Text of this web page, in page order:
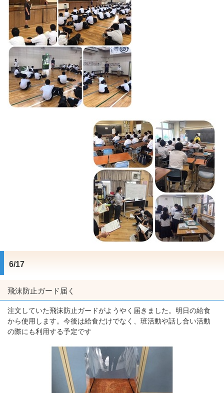
6/17
飛沫防止ガード届く
注文していた飛沫防止ガードがようやく届きました。明日の給食
から使用します。今後は給食だけでなく、班活動や話し合い活動
の際にも利用する予定です